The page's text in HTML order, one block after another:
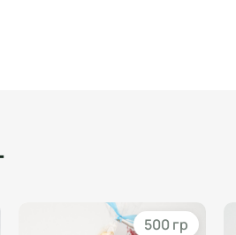
500 гр